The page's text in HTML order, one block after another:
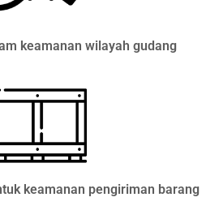
keamanan wilayah gudang
keamanan pengiriman barang